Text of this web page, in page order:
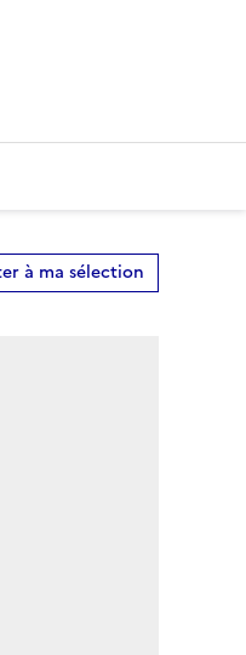
à ma sélection